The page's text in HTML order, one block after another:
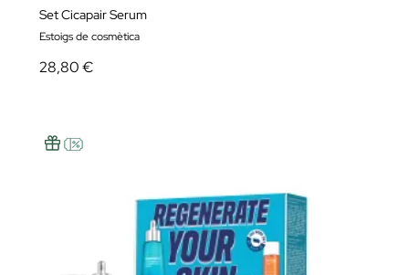
Set Cicapair Serum
Estoigs de cosmètica
28,80 €